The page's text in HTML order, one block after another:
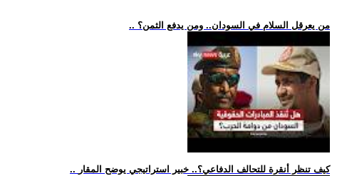
.. من يعرقل السلام في السودان.. ومن يدفع الثمن؟
.. كيف تنظر أنقرة للتحالف الدفاعي؟.. خبير استراتيجي يوضح المقار